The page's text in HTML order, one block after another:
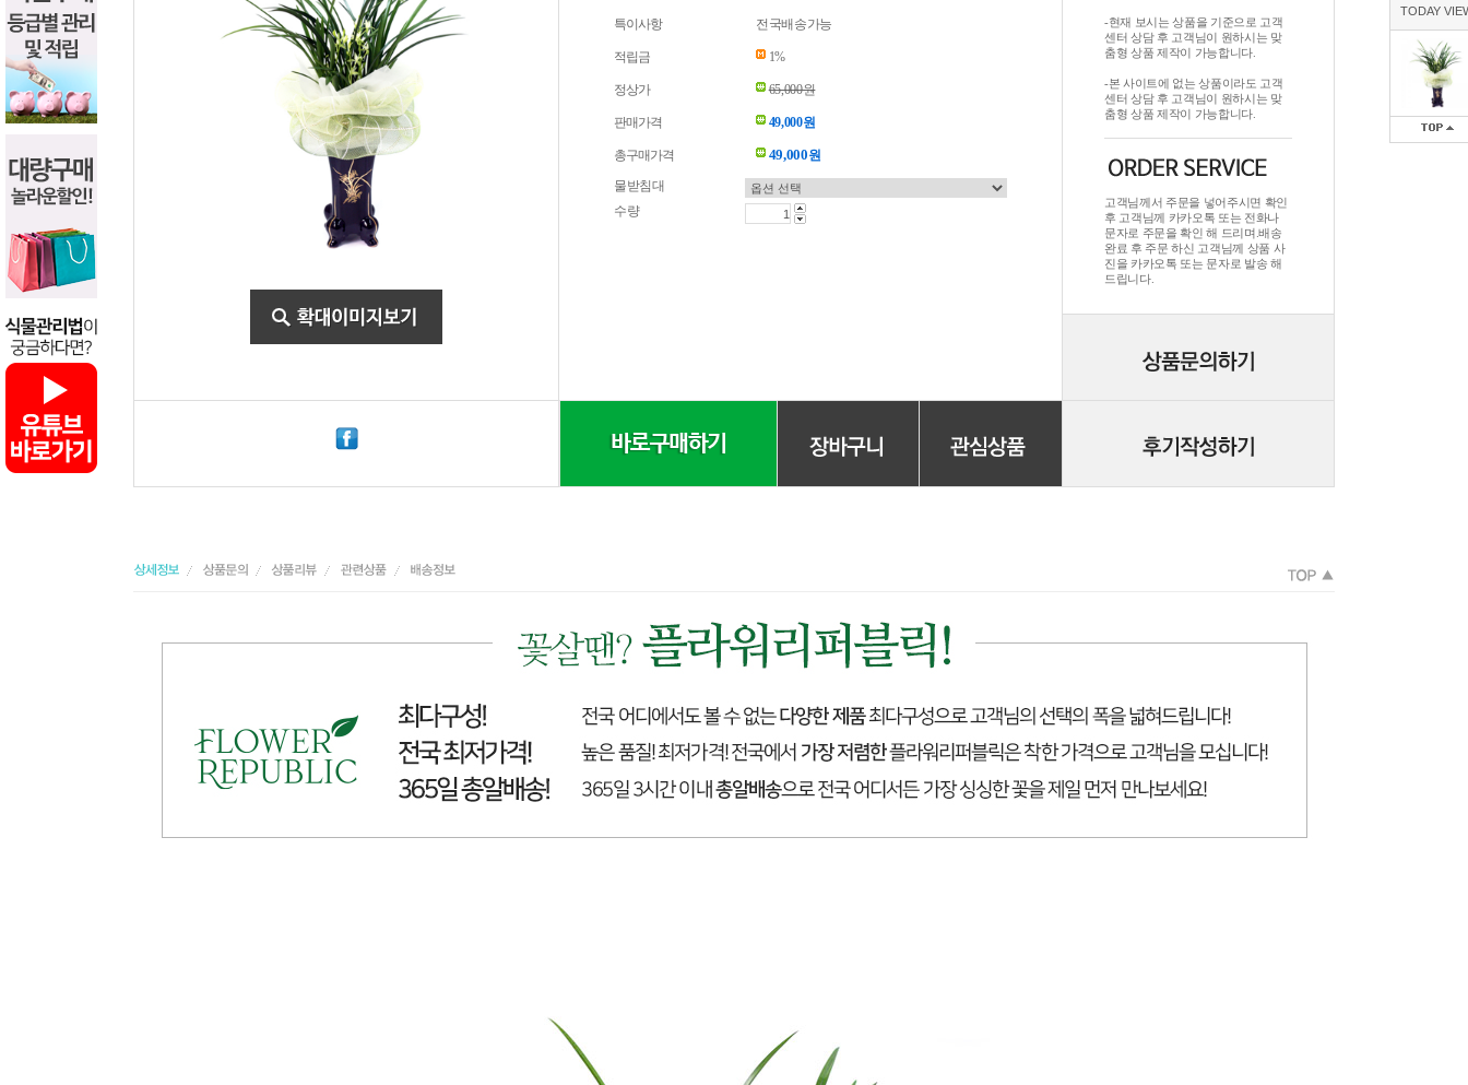
TODAY
특이사항 전국배송가능
적립금 1%
정상가 65,000원
판매가격 49,000원
총구매가격 49,000원
물받침대
수량
-현재 보시는 상품을 기준으로 고객
센터 상담 후 고객님이 원하시는 맞
춤형 상품 제작이 가능합니다.
-본 사이트에 없는 상품이라도 고객
센터 상담 후 고객님이 원하시는 맞
춤형 상품 제작이 가능합니다.
고객님께서 주문을 넣어주시면 확인
후 고객님께 카카오톡 또는 전화나
문자로 주문을 확인 해 드리며.배송
완료 후 주문 하신 고객님께 상품 사
진을 카카오톡 또는 문자로 발송 해
드립니다.